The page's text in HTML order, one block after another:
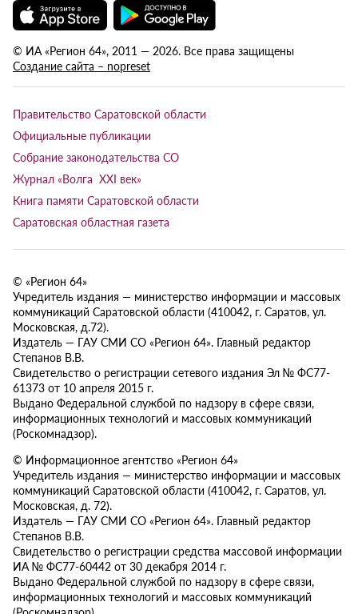
© ИА «Регион 64», 2011 — 2026. Все права защищены
Создание сайта – nopreset
Правительство Саратовской области
Официальные публикации
Собрание законодательства СО
Журнал «Волга XXI век»
Книга памяти Саратовской области
Саратовская областная газета
© «Регион 64»
Учредитель издания — министерство информации и массовых
коммуникаций Саратовской области (410042, г. Саратов, ул.
Московская, д.72).
Издатель — ГАУ СМИ СО «Регион 64». Главный редактор
Степанов В.В.
Свидетельство о регистрации сетевого издания Эл № ФС77-
61373 от 10 апреля 2015 г.
Выдано Федеральной службой по надзору в сфере связи,
информационных технологий и массовых коммуникаций
(Роскомнадзор).
© Информационное агентство «Регион 64»
Учредитель издания — министерство информации и массовых
коммуникаций Саратовской области (410042, г. Саратов, ул.
Московская, д. 72).
Издатель — ГАУ СМИ СО «Регион 64». Главный редактор
Степанов В.В.
Свидетельство о регистрации средства массовой информации
ИА № ФС77-60442 от 30 декабря 2014 г.
Выдано Федеральной службой по надзору в сфере связи,
информационных технологий и массовых коммуникаций